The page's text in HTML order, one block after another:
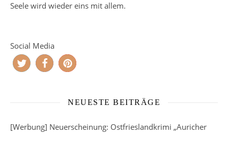
Seele wird wieder eins mit allem.
Social Media
NEUESTE BEITRÄGE
[Werbung] Neuerscheinung: Ostfrieslandkrimi „Auricher